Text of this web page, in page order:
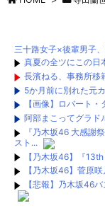
三十路女子×後輩男子
真夏の全ツにこの日
長濱ねる、事務所移
5か月前に別れた元
【画像】ロバート
阿部まこってグラド
『乃木坂46 大感謝
スト...
【乃木坂46】『
【乃木坂46】菅原
【悲報】乃木坂46